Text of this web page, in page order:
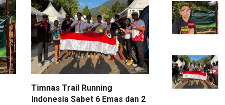
Timnas Trail Running
Indonesia Sabet 6 Emas dan 2